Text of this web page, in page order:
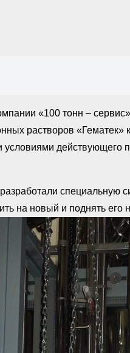
«100 тонн –
растворов
действующего
специальную
на новый и поднять